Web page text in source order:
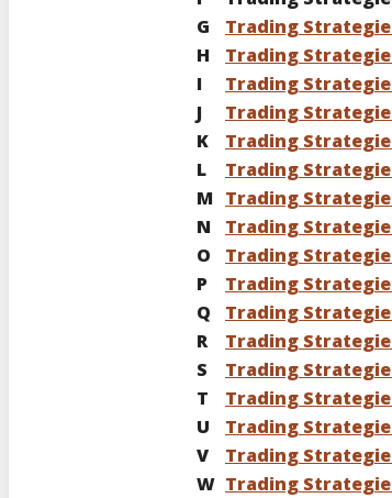
G
Trading Strategie
H
Trading Strategie
I
Trading Strategie
J
Trading Strategie
K
Trading Strategie
L
Trading Strategie
M Trading Strategie
N
Trading Strategie
O
Trading Strategie
P
Trading Strategie
Q
Trading Strategie
R
Trading Strategie
S
Trading Strategie
T
Trading Strategie
U
Trading Strategie
V
Trading Strategie
W Trading Strategie